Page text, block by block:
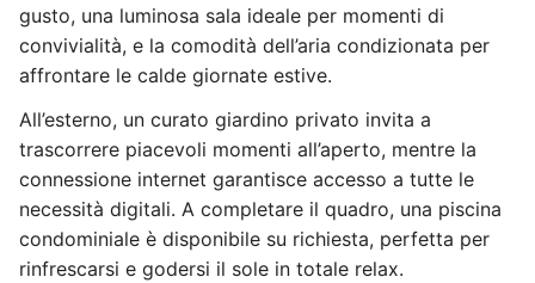
gusto, una luminosa sala ideale per momenti di
convivialità, e la comodità dell’aria condizionata per
affrontare le calde giornate estive.
All’esterno, un curato giardino privato invita a
trascorrere piacevoli momenti all’aperto, mentre la
connessione internet garantisce accesso a tutte le
necessità digitali. A completare il quadro, una piscina
condominiale è disponibile su richiesta, perfetta per
rinfrescarsi e godersi il sole in totale relax.